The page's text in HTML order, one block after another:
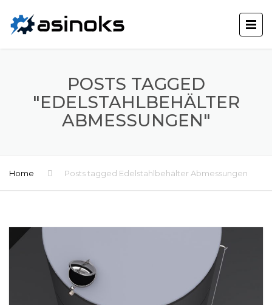
POSTS TAGGED
"EDELSTAHLBEHÄLTER
ABMESSUNGEN"
Home Posts tagged Edelstahlbehälter Abmessungen